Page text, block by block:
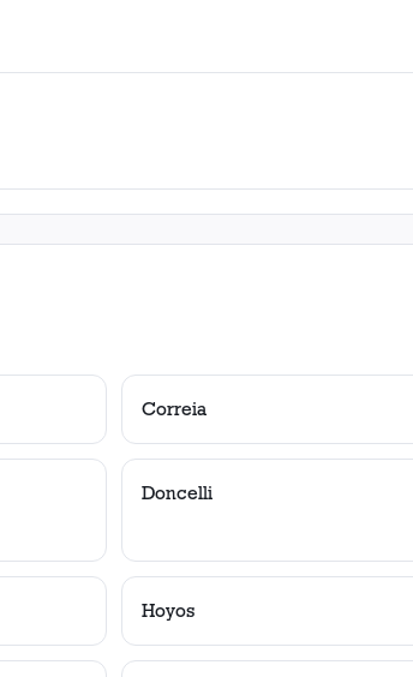
Correia
Doncelli
Hoyos